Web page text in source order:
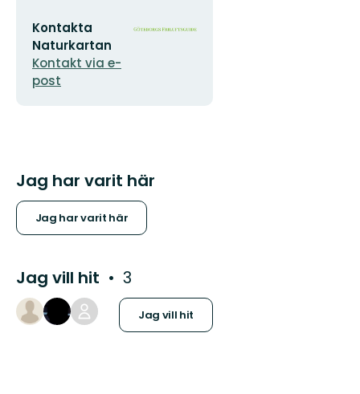
E-
postadress
Kontakta
Naturkartan
Kontakt via e-
post
Organisationens
Jag har varit här
Jag har varit här
Jag vill hit 3
Jag vill hit